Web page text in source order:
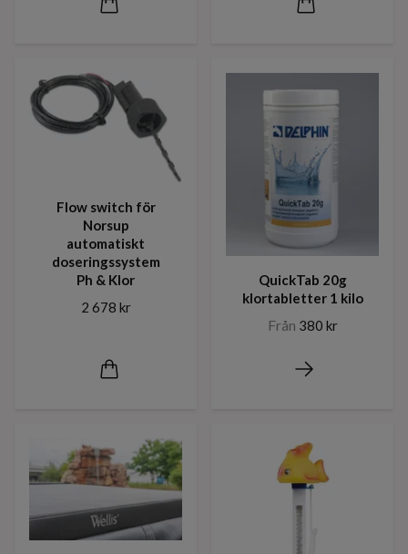
Flow switch för
Norsup
automatiskt
doseringssystem
Ph & Klor
2 678 kr
QuickTab 20g
klortabletter 1 kilo
Från 380 kr